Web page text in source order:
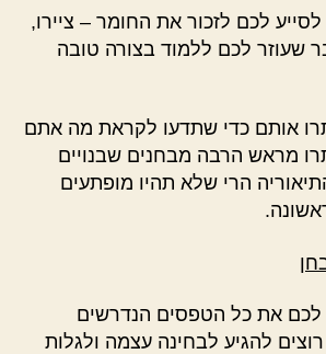
לסייע לכם לזכור את החומר – ציירו,
שעוזר לכם ללמוד בצורה טובה
אותם כדי שתדעו לקראת מה אתם
מראש הרבה מבחנים שבנויים
הרי שלא תהיו מופתעים
את כל הטפסים הנדרשים
להגיע לבחינה עצמה ולגלות